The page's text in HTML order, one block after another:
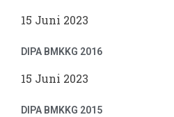
15 Juni 2023
DIPA BMKKG 2016
15 Juni 2023
DIPA BMKKG 2015